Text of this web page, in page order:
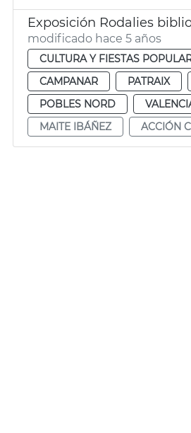
Exposición Rodalies
modificado hace 5 años
CULTURA Y FIESTAS
CAMPANAR
PATRAIX
POBLES NORD
MAITE IBÁÑEZ
ACCIÓN